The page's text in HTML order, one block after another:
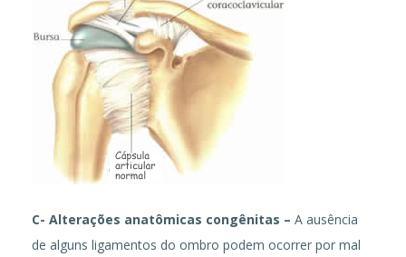
C- Alterações anatômicas congênitas – A ausência
de alguns ligamentos do ombro podem ocorrer por mal